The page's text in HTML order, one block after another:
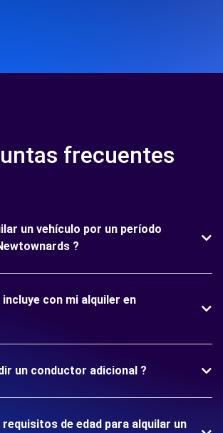
frecuentes
un vehículo por un período
?
con mi alquiler en
un conductor adicional ?
de edad para alquilar un